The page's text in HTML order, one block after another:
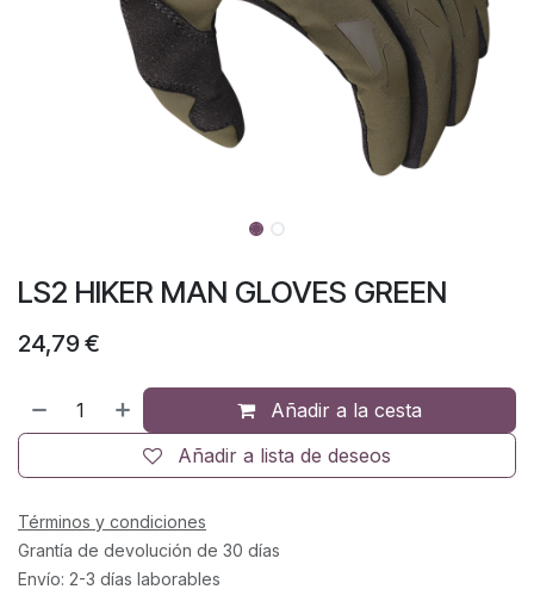
LS2 HIKER MAN GLOVES GREEN
24,79€
Añadir a la cesta
Añadir a lista de deseos
Términos y condiciones
Grantía de devolución de 30 días
Envío: 2-3 días laborables